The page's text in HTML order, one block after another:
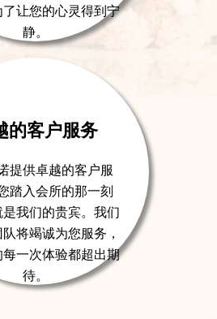
让您的心灵得到宁
静。
的客户服务
提供卓越的客户服
踏入会所的那一刻
我们的贵宾。我们
将竭诚为您服务，
一次体验都超出期
待。